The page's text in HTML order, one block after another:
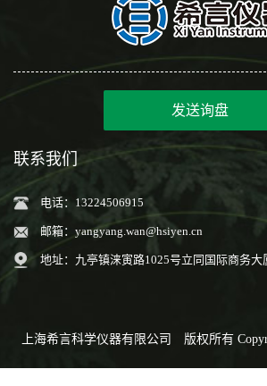
发送询盘
联系我们
电话：13224506915
邮箱： yangyang.wan@hsiyen.cn
地址：九亭镇涞寅路1025号立同国际商务大
上海希言科学仪器有限公司 版权所有